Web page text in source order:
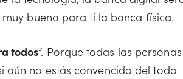
buena para ti la banca física.
todos”. Porque todas las personas
aún no estás convencido del todo